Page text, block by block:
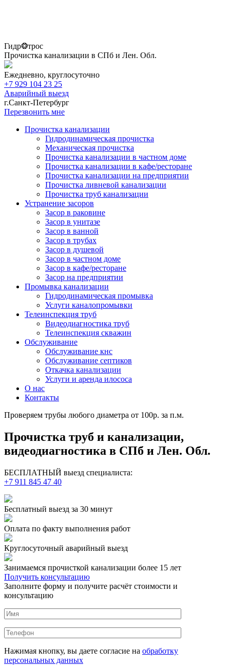
Гидр❂трос
Прочистка канализации в СПб и Лен. Обл.
Ежедневно, круглосуточно
+7 929 104 23 25
Аварийный выезд
г.Санкт-Петербург
Перезвонить мне
Прочистка канализации
Гидродинамическая прочистка
Механическая прочистка
Прочистка канализации в частном доме
Прочистка канализации в кафе/ресторане
Прочистка канализации на предприятии
Прочистка ливневой канализации
Прочистка труб канализации
Устранение засоров
Засор в раковине
Засор в унитазе
Засор в ванной
Засор в трубах
Засор в душевой
Засор в частном доме
Засор в кафе/ресторане
Засор на предприятии
Промывка канализации
Гидродинамическая промывка
Услуги каналопромывки
Телеинспекция труб
Видеодиагностика труб
Телеинспекция скважин
Обслуживание
Обслуживание кнс
Обслуживание септиков
Откачка канализации
Услуги и аренда илососа
О нас
Контакты
Проверяем трубы любого диаметра от 100р. за п.м.
Прочистка труб и канализации,
видеодиагностика в СПб и Лен. Обл.
БЕСПЛАТНЫЙ выезд специалиста:
+7 911 845 47 40
Бесплатный выезд за 30 минут
Оплата по факту выполнения работ
Круглосуточный аварийный выезд
Занимаемся прочисткой канализации более 15 лет
Получить консультацию
Заполните форму и получите расчёт стоимости и
консультацию
Нажимая кнопку, вы даете согласие на обработку
персональных данных